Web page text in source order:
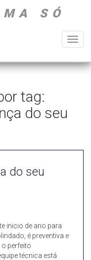
SÓ
tag:
do seu
do seu
inicio de ano para
é preventiva e
perfeito
técnica está